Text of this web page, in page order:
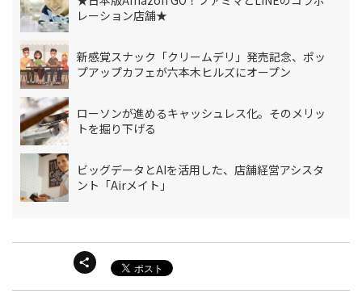
レーション店舗★
新感覚スナック「クリームデリ」発売記念、ポッ
プアップカフェが六本木ヒルズにオープン
ローソンが進めるキャッシュレス化。そのメリッ
トを掘り下げる
ビッグデータとAIを活用した、店舗経営アシスタ
ント「Airメイト」